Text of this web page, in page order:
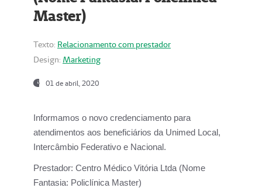
Master)
Texto: Relacionamento com prestador
Design: Marketing
01 de abril, 2020
Informamos o novo credenciamento para
atendimentos aos beneficiários da Unimed Local,
Intercâmbio Federativo e Nacional.
Prestador: Centro Médico Vitória Ltda (Nome
Fantasia: Policlínica Master)